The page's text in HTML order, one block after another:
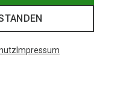
Impressum